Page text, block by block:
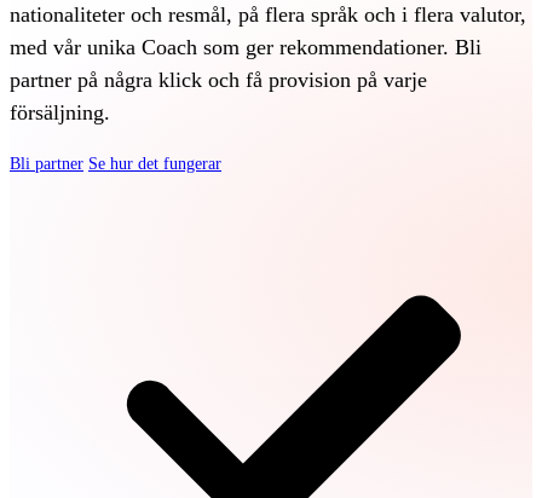
nationaliteter och resmål, på flera språk och i flera valutor,
med vår unika Coach som ger rekommendationer. Bli
partner på några klick och få provision på varje
försäljning.
Bli partner Se hur det fungerar